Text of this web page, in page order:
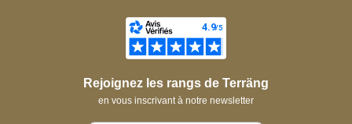
Rejoignez les rangs de Terräng
en vous inscrivant à notre newsletter